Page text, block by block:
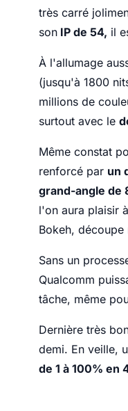
très carré
son IP de 54, il
À l'allumage
(jusqu'à 1800
millions de
surtout avec le
Même constat
renforcé par un
grand-angle de
l'on aura plaisir
Bokeh,
Sans un
Qualcomm
tâche, même
Dernière très
demi. En veille,
de 1 à 100% en